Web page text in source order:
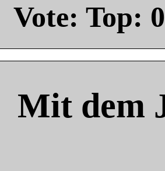
Vote: Top: 0
Mit dem